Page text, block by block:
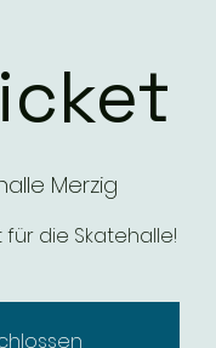
Merzig
die Skatehalle!